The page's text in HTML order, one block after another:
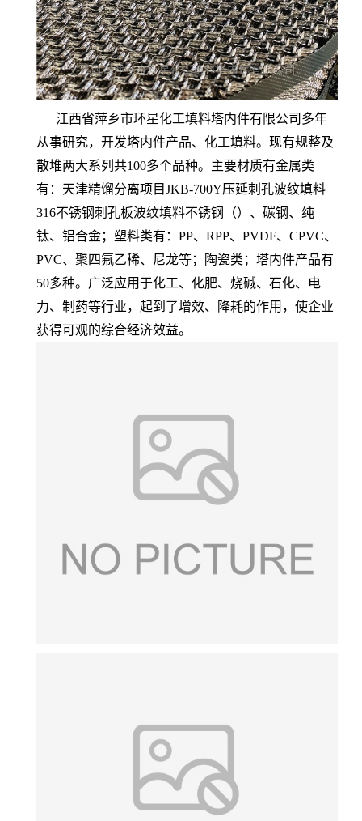
江西省萍乡市环星化工填料塔内件有限公司多年
从事研究，开发塔内件产品、化工填料。现有规整及
散堆两大系列共100多个品种。主要材质有金属类
有：天津精馏分离项目JKB-700Y压延刺孔波纹填料
316不锈钢刺孔板波纹填料不锈钢（）、碳钢、纯
钛、铝合金；塑料类有：PP、RPP、PVDF、CPVC、
PVC、聚四氟乙稀、尼龙等；陶瓷类；塔内件产品有
50多种。广泛应用于化工、化肥、烧碱、石化、电
力、制药等行业，起到了增效、降耗的作用，使企业
获得可观的综合经济效益。